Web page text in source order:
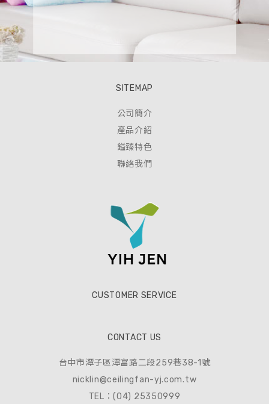
SITEMAP
公司簡介
產品介紹
鎰臻特色
聯絡我們
CUSTOMER SERVICE
CONTACT US
台中市潭子區潭富路二段259巷38-1號
nicklin@ceilingfan-yj.com.tw
TEL：(04) 25350999